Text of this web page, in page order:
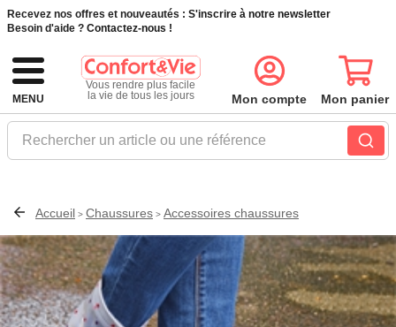
Recevez nos offres et nouveautés : S'inscrire à notre newsletter
Besoin d'aide ? Contactez-nous !
MENU
Vous rendre plus facile
la vie de tous les jours
Rechercher un article ou une référence
Mon compte Mon panier
Accueil > Chaussures > Accessoires chaussures